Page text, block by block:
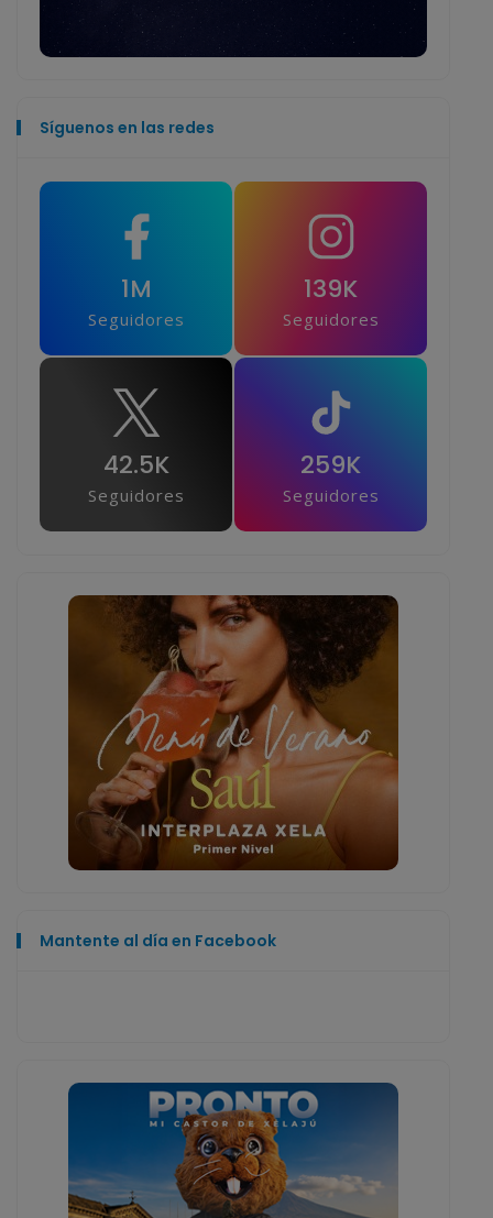
Síguenos en las redes
1M
Seguidores
139K
Seguidores
42.5K
Seguidores
259K
Seguidores
Mantente al día en Facebook